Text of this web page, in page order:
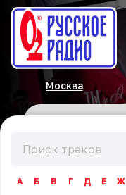
Москва
А Б В Г Д Е Ж